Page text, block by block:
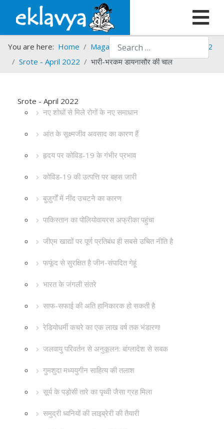
Search
You are here: Home Magazines Srote
Srote - 2022
Srote - April 2022
भारी-भरकम डायनासौर की चाल
Srote - April 2022
नए शोधों से मिले रोगों के नए समाधान
आंत के सूक्ष्मजीव अवसाद का कारण हैं
हृदय पर कोविड-19 के गंभीर प्रभाव
कोविड-19 की उत्पत्ति पर बहस जारी
बुज़ुर्गों में नींद उचटने का कारण
पाकिस्तान का पोलियोवायरस अफ्रीका पहुंचा
जीएम खाद्यों पर पूर्ण प्रतिबंध ही सबसे उचित नीति है
फफूंद से सुरक्षित है जीन-संपादित गेहूं
भारत के जंगली संतरे
साफ-सफाई की अति हानिकारक हो सकती है
रेडियोधर्मी कचरे का एक लाख वर्ष तक भंडारण!
जलवायु परिवर्तन से अनुकूलन: बांग्लादेश से सबक
गुमशुदा मध्ययुगीन साहित्य की तलाश
सूर्य के पड़ोसी तारे का पृथ्वी जैसा ग्रह मिला
समुद्री ध्वनियों की लाइब्रेरी की तैयारी